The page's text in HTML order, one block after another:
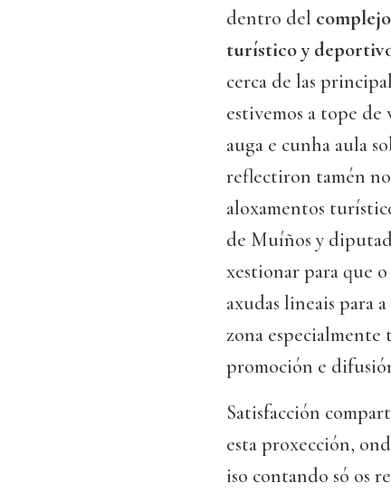
dentro del
turístico y
cerca de las
estivemos a tope de
auga e cunha aula
reflectiron tamén
aloxamentos
de Muíños y
xestionar para que
axudas lineais para
zona especialmente
promoción e
Satisfacción
esta proxección,
iso contando só os